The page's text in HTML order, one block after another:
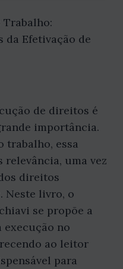
Trabalho:
da Efetivação de
de direitos é
importância.
trabalho, essa
relevância, uma vez
direitos
Neste livro, o
se propõe a
execução no
ao leitor
para